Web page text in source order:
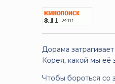
Дорама
Корея, какой мы её
Чтобы бороться со